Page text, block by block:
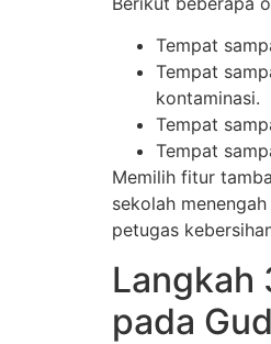
Tempat
Tempat
kontaminasi.
Tempat
Tempat
Memilih fitur
sekolah
petugas
Langkah
pada